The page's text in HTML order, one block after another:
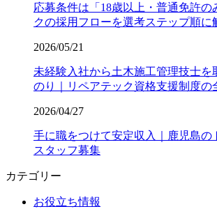
応募条件は「18歳以上・普通免許の
クの採用フローを選考ステップ順に
2026/05/21
未経験入社から土木施工管理技士を
のり｜リペアテック資格支援制度の
2026/04/27
手に職をつけて安定収入｜鹿児島の
スタッフ募集
カテゴリー
お役立ち情報